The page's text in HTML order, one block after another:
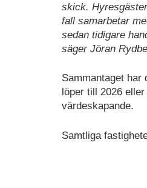
skick.
fall samarbetar
sedan tidigare
säger Jöran
Sammantaget har
löper till 2026
värdeskapande.
Samtliga